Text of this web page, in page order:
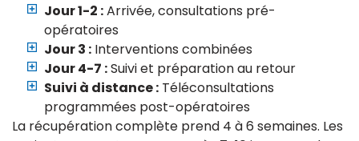
Jour 1-2 :Arrivée, consultations pré-
opératoires
Jour 3 : Interventions combinées
Jour 4-7 :Suivi et préparation au retour
Suivi à distance : Téléconsultations
programmées post-opératoires
La récupération complète prend 4 à 6 semaines. Les